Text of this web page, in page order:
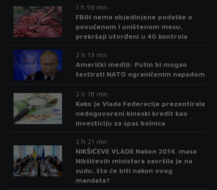
1 h 59 min
FBiH nema objedinjene podatke o
povučenom i uništenom mesu,
prekršaji utvrđeni u 40 kontrola
2 h 13 min
Američki mediji: Putin bi mogao
testirati NATO ograničenim napadom
2 h 18 min
Kako je Vlada Federacije prezentirala
nedogovoreni kineski kredit kao
investiciju za spas bolnica
2 h 21 min
NIKŠIĆEVE VLADE Nakon 2014. masa
Nikšićevih ministara završila je na
sudu, što će biti nakon ovog
mandata?